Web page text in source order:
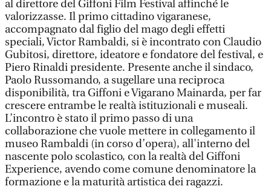
al direttore del Giffoni Film Festival affinché le
valorizzasse. Il primo cittadino vigaranese,
accompagnato dal figlio del mago degli effetti
speciali, Victor Rambaldi, si è incontrato con Claudio
Gubitosi, direttore, ideatore e fondatore del festival, e
Piero Rinaldi presidente. Presente anche il sindaco,
Paolo Russomando, a sugellare una reciproca
disponibilità, tra Giffoni e Vigarano Mainarda, per far
crescere entrambe le realtà istituzionali e museali.
L’incontro è stato il primo passo di una
collaborazione che vuole mettere in collegamento il
museo Rambaldi (in corso d’opera), all'interno del
nascente polo scolastico, con la realtà del Giffoni
Experience, avendo come comune denominatore la
formazione e la maturità artistica dei ragazzi.